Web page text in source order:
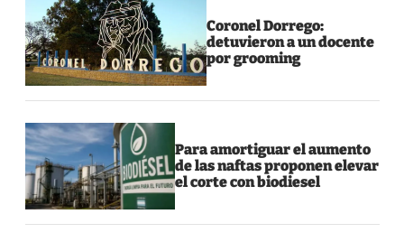
Coronel Dorrego:
detuvieron a un docente
por grooming
Para amortiguar el aumento
de las naftas proponen elevar
el corte con biodiesel